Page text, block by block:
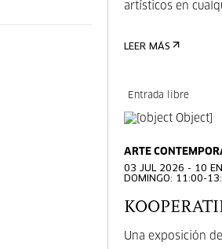
artísticos en
LEER MÁS
Entrada libre
ARTE
03 JUL 2026 - 10
DOMINGO: 11:00-
Una exposición